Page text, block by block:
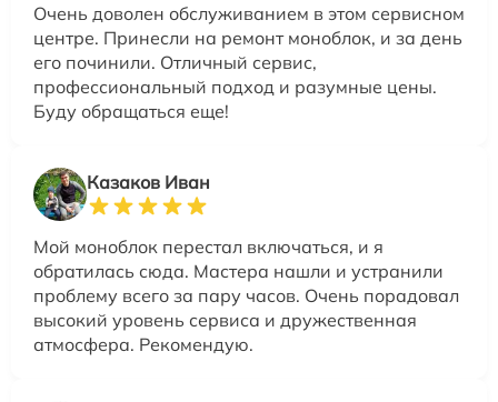
Очень доволен обслуживанием в этом сервисном
центре. Принесли на ремонт моноблок, и за день
его починили. Отличный сервис,
профессиональный подход и разумные цены.
Буду обращаться еще!
Казаков Иван
Мой моноблок перестал включаться, и я
обратилась сюда. Мастера нашли и устранили
проблему всего за пару часов. Очень порадовал
высокий уровень сервиса и дружественная
атмосфера. Рекомендую.